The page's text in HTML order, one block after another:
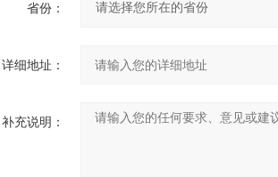
省份：
详细地址：
补充说明：